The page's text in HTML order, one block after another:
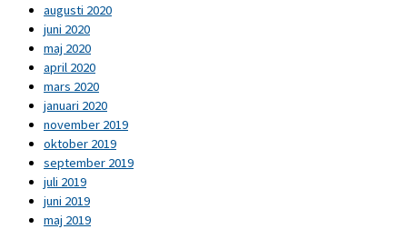
augusti 2020
juni 2020
maj 2020
april 2020
mars 2020
januari 2020
november 2019
oktober 2019
september 2019
juli 2019
juni 2019
maj 2019